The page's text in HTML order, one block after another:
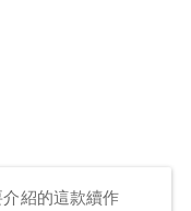
紹的這款續作